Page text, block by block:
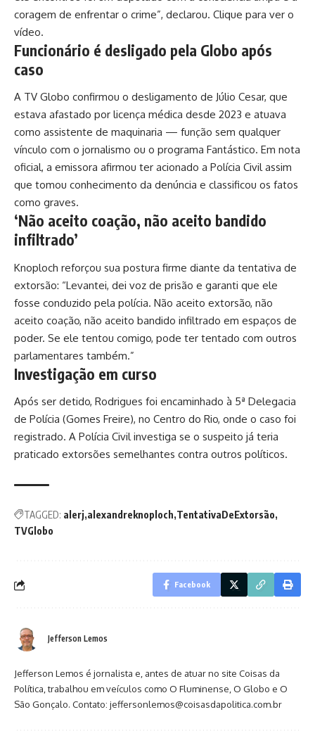
coragem de enfrentar o crime”, declarou. Clique para ver o
vídeo.
Funcionário é desligado pela Globo após
caso
A TV Globo confirmou o desligamento de Júlio Cesar, que
estava afastado por licença médica desde 2023 e atuava
como assistente de maquinaria — função sem qualquer
vínculo com o jornalismo ou o programa Fantástico. Em nota
oficial, a emissora afirmou ter acionado a Polícia Civil assim
que tomou conhecimento da denúncia e classificou os fatos
como graves.
‘Não aceito coação, não aceito bandido
infiltrado’
Knoploch reforçou sua postura firme diante da tentativa de
extorsão: “Levantei, dei voz de prisão e garanti que ele
fosse conduzido pela polícia. Não aceito extorsão, não
aceito coação, não aceito bandido infiltrado em espaços de
poder. Se ele tentou comigo, pode ter tentado com outros
parlamentares também.”
Investigação em curso
Após ser detido, Rodrigues foi encaminhado à 5ª Delegacia
de Polícia (Gomes Freire), no Centro do Rio, onde o caso foi
registrado. A Polícia Civil investiga se o suspeito já teria
praticado extorsões semelhantes contra outros políticos.
TAGGED: alerj alexandreknoploch TentativaDeExtorsão
TVGlobo
Facebook
Jefferson Lemos
Jefferson Lemos é jornalista e, antes de atuar no site Coisas da
Política, trabalhou em veículos como O Fluminense, O Globo e O
São Gonçalo. Contato: jeffersonlemos@coisasdapolitica.com.br